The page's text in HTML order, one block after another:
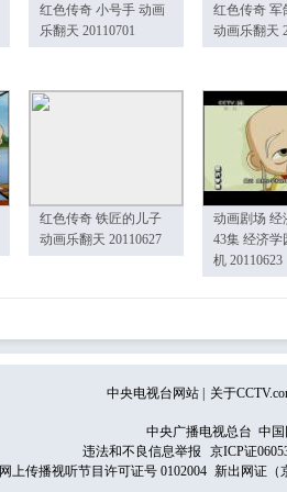
红色传奇 小号手 动画
乐翻天 20110701
红色传奇 军
动画乐翻天
红色传奇 铁匠的儿子
动画乐翻天 20110627
动画剧场 经
43集 经济学
机 20110623
中央电视台网站 关于
中央广播电视总台 中
违法和不良信息举报
京ICP证
网上传播视听节目许可证号 0102004 新出网证（